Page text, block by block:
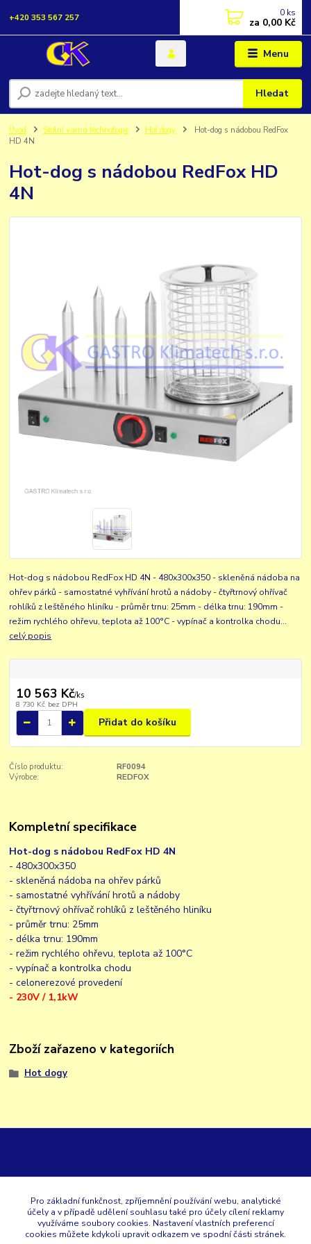
Menu
Hledat
+420 353 567 257 0 ks
za 0,00 Kč
Úvod Stolní varná technologie Hot dogy
Hot-dog s nádobou RedFox
HD 4N
Hot-dog s nádobou RedFox HD
4N
Hot-dog s nádobou RedFox HD 4N - 480x300x350 - skleněná nádoba na
ohřev párků - samostatné vyhřívání hrotů a nádoby - čtyřtrnový ohřívač
rohlíků z leštěného hliníku - průměr trnu: 25mm - délka trnu: 190mm -
režim rychlého ohřevu, teplota až 100°C - vypínač a kontrolka chodu...
celý popis
10 563 Kč/ks
8 730 Kč bez DPH
Přidat do košíku
Číslo produktu:
RF0094
Výrobce:
REDFOX
Kompletní specifikace
Hot-dog s nádobou RedFox HD 4N
- 480x300x350
- skleněná nádoba na ohřev párků
- samostatné vyhřívání hrotů a nádoby
- čtyřtrnový ohřívač rohlíků z leštěného hliníku
- průměr trnu: 25mm
- délka trnu: 190mm
- režim rychlého ohřevu, teplota až 100°C
- vypínač a kontrolka chodu
- celonerezové provedení
- 230V / 1,1kW
Zboží zařazeno v kategoriích
Hot dogy
+420 353 567 257
Pro základní funkčnost, zpříjemnění používání webu, analytické
účely a v případě udělení souhlasu také pro účely cílení reklamy
využíváme soubory cookies. Nastavení vlastních preferencí
cookies můžete kdykoli upravit odkazem ve spodní části stránek.